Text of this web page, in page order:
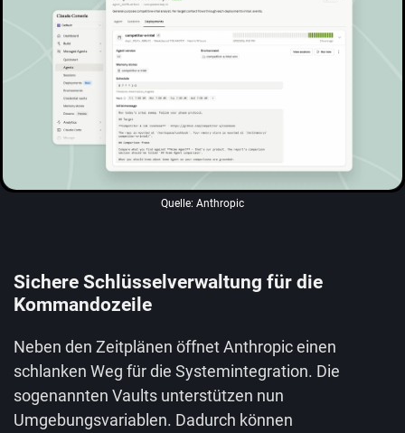
Quelle: Anthropic
Sichere Schlüsselverwaltung für die
Kommandozeile
Neben den Zeitplänen öffnet Anthropic einen
schlanken Weg für die Systemintegration. Die
sogenannten Vaults unterstützen nun
Umgebungsvariablen. Dadurch können